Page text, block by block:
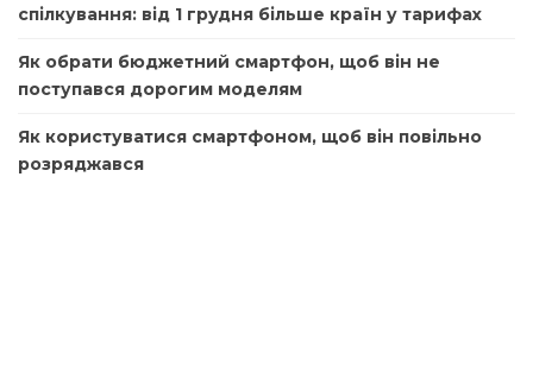
спілкування: від 1 грудня більше країн у тарифах
Як обрати бюджетний смартфон, щоб він не
поступався дорогим моделям
Як користуватися смартфоном, щоб він повільно
розряджався